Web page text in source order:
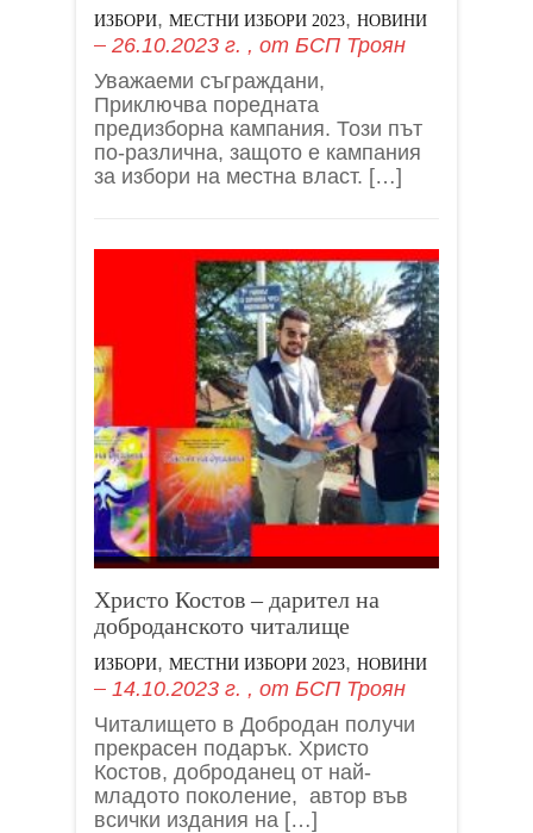
ИЗБОРИ, МЕСТНИ ИЗБОРИ 2023, НОВИНИ
26.10.2023 г. , от БСП Троян
Уважаеми съграждани,
Приключва поредната
предизборна кампания. Този път
по-различна, защото е кампания
за избори на местна власт. […]
Христо Костов – дарител на
доброданското читалище
ИЗБОРИ, МЕСТНИ ИЗБОРИ 2023, НОВИНИ
14.10.2023 г. , от БСП Троян
Читалището в Добродан получи
прекрасен подарък. Христо
Костов, доброданец от най-
младото поколение, автор във
всички издания на […]